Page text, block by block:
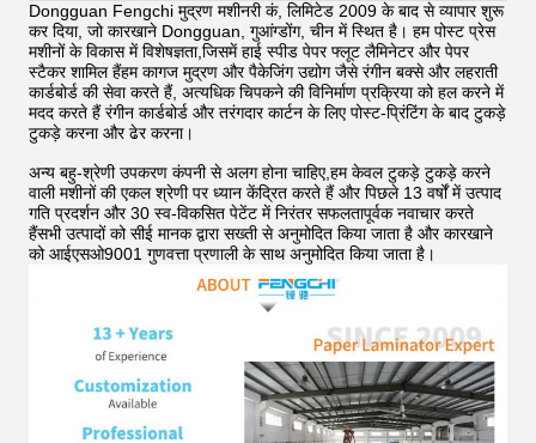
Dongguan Fengchi मुद्रण मशीनरी कं, लिमिटेड 2009 के बाद से व्यापार शुरू
कर दिया, जो कारखाने Dongguan, गुआंग्डोंग, चीन में स्थित है। हम पोस्ट प्रेस
मशीनों के विकास में विशेषज्ञता,जिसमें हाई स्पीड पेपर फ्लूट लैमिनेटर और पेपर
स्टैकर शामिल हैंहम कागज मुद्रण और पैकेजिंग उद्योग जैसे रंगीन बक्से और लहराती
कार्डबोर्ड की सेवा करते हैं, अत्यधिक चिपकने की विनिर्माण प्रक्रिया को हल करने में
मदद करते हैं रंगीन कार्डबोर्ड और तरंगदार कार्टन के लिए पोस्ट-प्रिंटिंग के बाद टुकड़े
टुकड़े करना और ढेर करना।
अन्य बहु-श्रेणी उपकरण कंपनी से अलग होना चाहिए,हम केवल टुकड़े टुकड़े करने
वाली मशीनों की एकल श्रेणी पर ध्यान केंद्रित करते हैं और पिछले 13 वर्षों में उत्पाद
गति प्रदर्शन और 30 स्व-विकसित पेटेंट में निरंतर सफलतापूर्वक नवाचार करते
हैंसभी उत्पादों को सीई मानक द्वारा सख्ती से अनुमोदित किया जाता है और कारखाने
को आईएसओ9001 गुणवत्ता प्रणाली के साथ अनुमोदित किया जाता है।